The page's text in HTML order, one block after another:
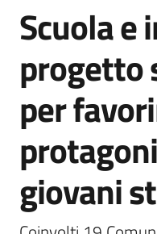
Servizi
Leggi,
atti
e
bandi
Piani,
programmi
Salta al contenuto
Scuola e
progetto
per
giovani